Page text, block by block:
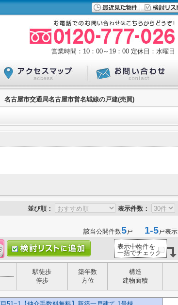
営業時間：10：00～19：00 定休日：水曜日
名古屋市交通局名古屋市営名城線の戸建(売買)
並び順： 表示件数：
該当公開件数5戸 1-5戸表示
表示中物件を
一括でチェック
駅徒歩
停歩
築年数
方位
構造
建物面積